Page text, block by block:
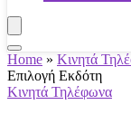
Home » Κινητά
Επιλογή Εκδότη
Κινητά Τηλέφωνα